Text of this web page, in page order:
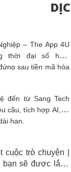
– The App 4U
thời đại số hóa,
sau tiền mã hóa
là quản trị công.
đến từ Sang Tech
cầu, tích hợp AI, tư
hạn.
trò chuyện |
sẽ được lắng